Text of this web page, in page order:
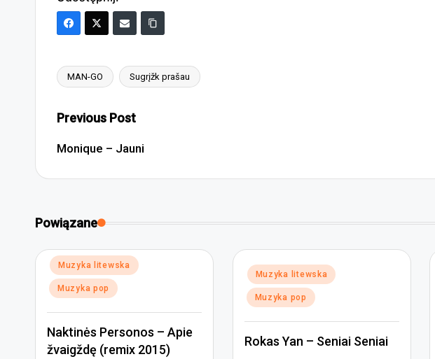
Tags:
MAN-GO Sugrįžk prašau
Post
navigation
Previous Post
Monique – Jauni
Powiązane
Posted
in
Muzyka litewska
Muzyka pop
Naktinės Personos – Apie
žvaigždę (remix 2015)
Posted
in
Muzyka litewska
Muzyka pop
Rokas Yan – Seniai Seniai